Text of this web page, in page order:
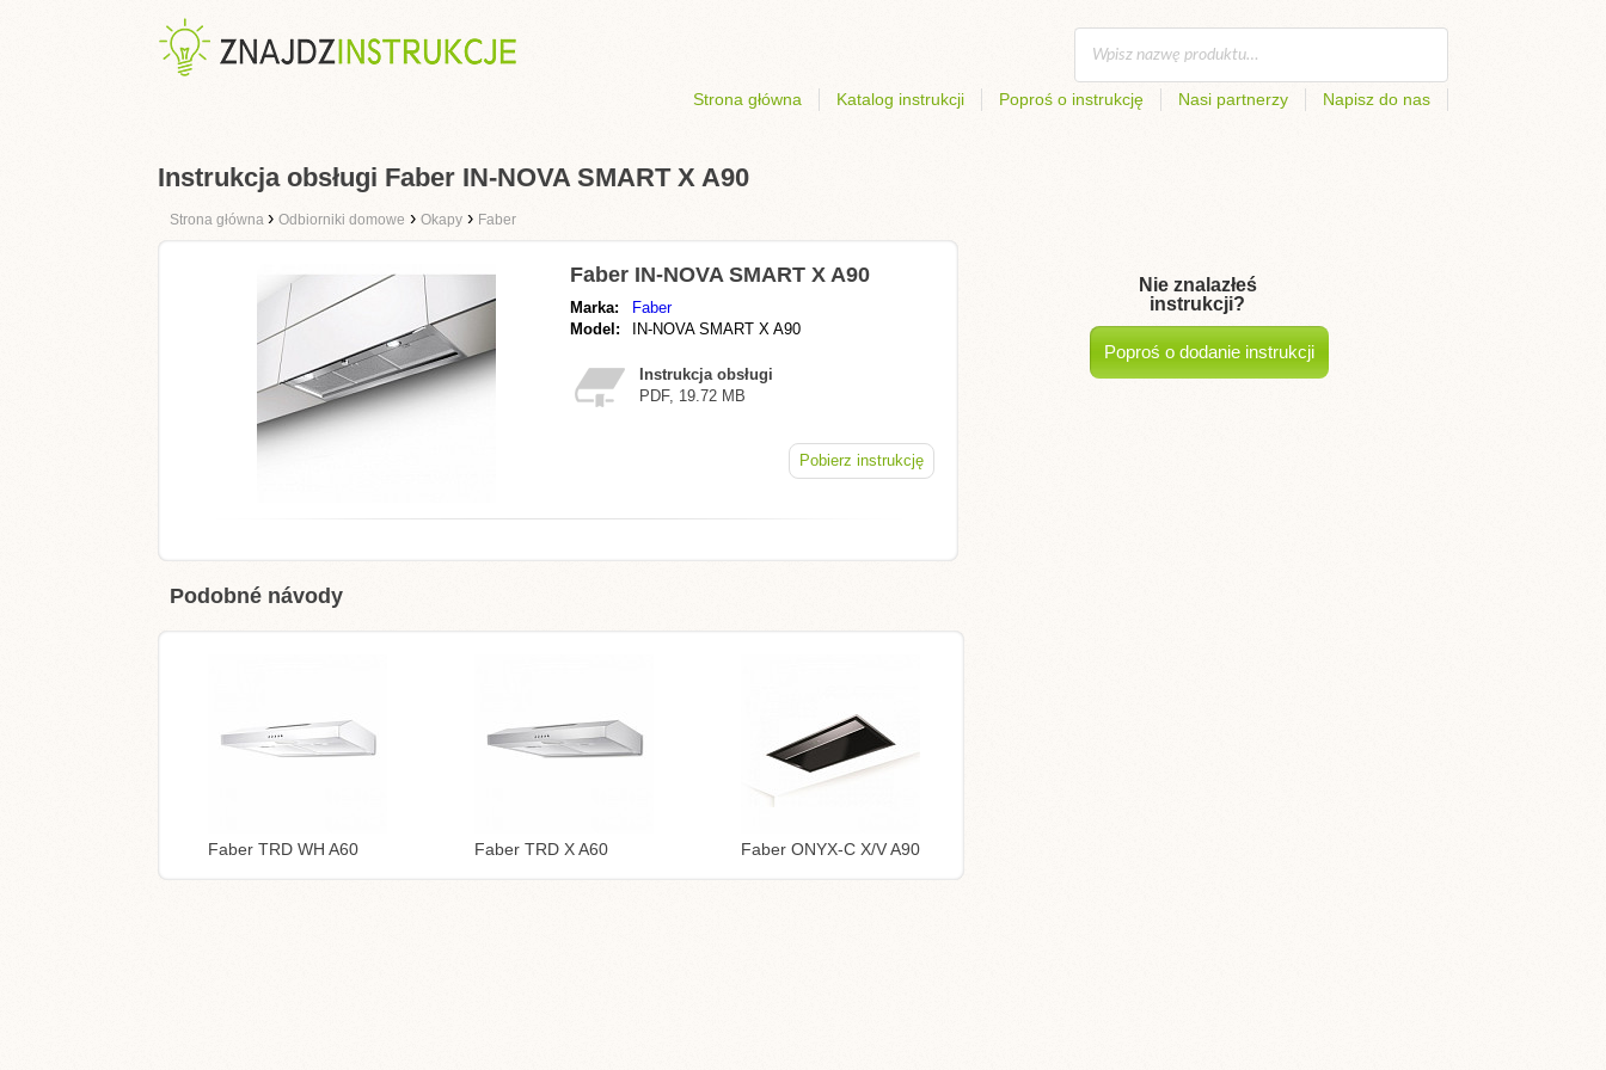
Strona główna Katalog instrukcji Poproś o instrukcję Nasi partnerzy Napisz do nas
Instrukcja obsługi Faber IN-NOVA SMART X A90
Strona główna › Odbiorniki domowe › Okapy › Faber
Faber IN-NOVA SMART X A90
Marka:
Faber
Model:
IN-NOVA SMART X A90
Instrukcja obsługi
PDF, 19.72 MB
Pobierz instrukcję
Podobné návody
Faber TRD WH A60 Faber TRD X A60 Faber ONYX-C X/V A90
Nie znalazłeś
instrukcji?
Poproś o dodanie instrukcji